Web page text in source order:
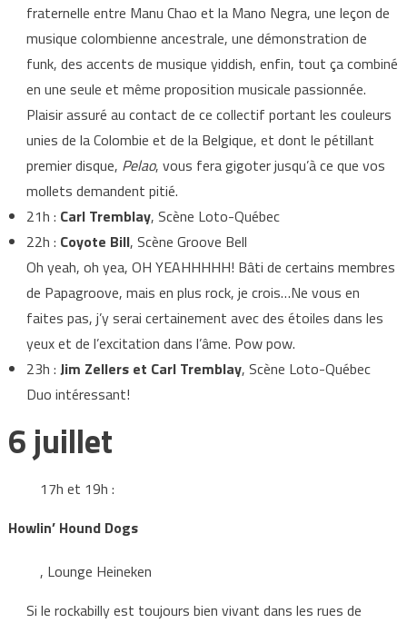
fraternelle entre Manu Chao et la Mano Negra, une leçon de
musique colombienne ancestrale, une démonstration de
funk, des accents de musique yiddish, enfin, tout ça combiné
en une seule et même proposition musicale passionnée.
Plaisir assuré au contact de ce collectif portant les couleurs
unies de la Colombie et de la Belgique, et dont le pétillant
premier disque, Pelao, vous fera gigoter jusqu’à ce que vos
mollets demandent pitié.
21h : Carl Tremblay, Scène Loto-Québec
22h : Coyote Bill, Scène Groove Bell
Oh yeah, oh yea, OH YEAHHHHH! Bâti de certains membres
de Papagroove, mais en plus rock, je crois…Ne vous en
faites pas, j’y serai certainement avec des étoiles dans les
yeux et de l’excitation dans l’âme. Pow pow.
23h : Jim Zellers et Carl Tremblay, Scène Loto-Québec
Duo intéressant!
6 juillet
17h et 19h :
Howlin’ Hound Dogs
, Lounge Heineken
Si le rockabilly est toujours bien vivant dans les rues de